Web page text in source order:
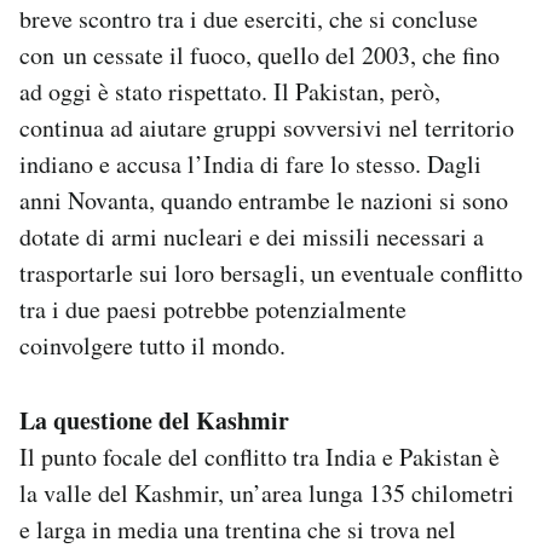
breve scontro tra i due eserciti, che si concluse
con un cessate il fuoco, quello del 2003, che fino
ad oggi è stato rispettato. Il Pakistan, però,
continua ad aiutare gruppi sovversivi nel territorio
indiano e accusa l’India di fare lo stesso. Dagli
anni Novanta, quando entrambe le nazioni si sono
dotate di armi nucleari e dei missili necessari a
trasportarle sui loro bersagli, un eventuale conflitto
tra i due paesi potrebbe potenzialmente
coinvolgere tutto il mondo.
La questione del Kashmir
Il punto focale del conflitto tra India e Pakistan è
la valle del Kashmir, un’area lunga 135 chilometri
e larga in media una trentina che si trova nel